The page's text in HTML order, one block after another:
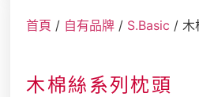
首頁 / 自有品牌 / S.Basic / 木
木棉絲系列枕頭